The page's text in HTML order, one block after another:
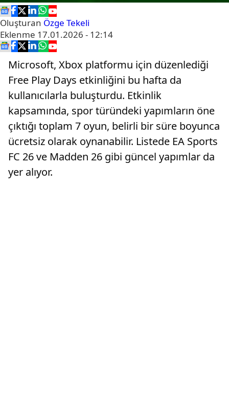
Oluşturan Özge Tekeli
Eklenme 17.01.2026 - 12:14
Microsoft, Xbox platformu için düzenlediği
Free Play Days etkinliğini bu hafta da
kullanıcılarla buluşturdu. Etkinlik
kapsamında, spor türündeki yapımların öne
çıktığı toplam 7 oyun, belirli bir süre boyunca
ücretsiz olarak oynanabilir. Listede EA Sports
FC 26 ve Madden 26 gibi güncel yapımlar da
yer alıyor.